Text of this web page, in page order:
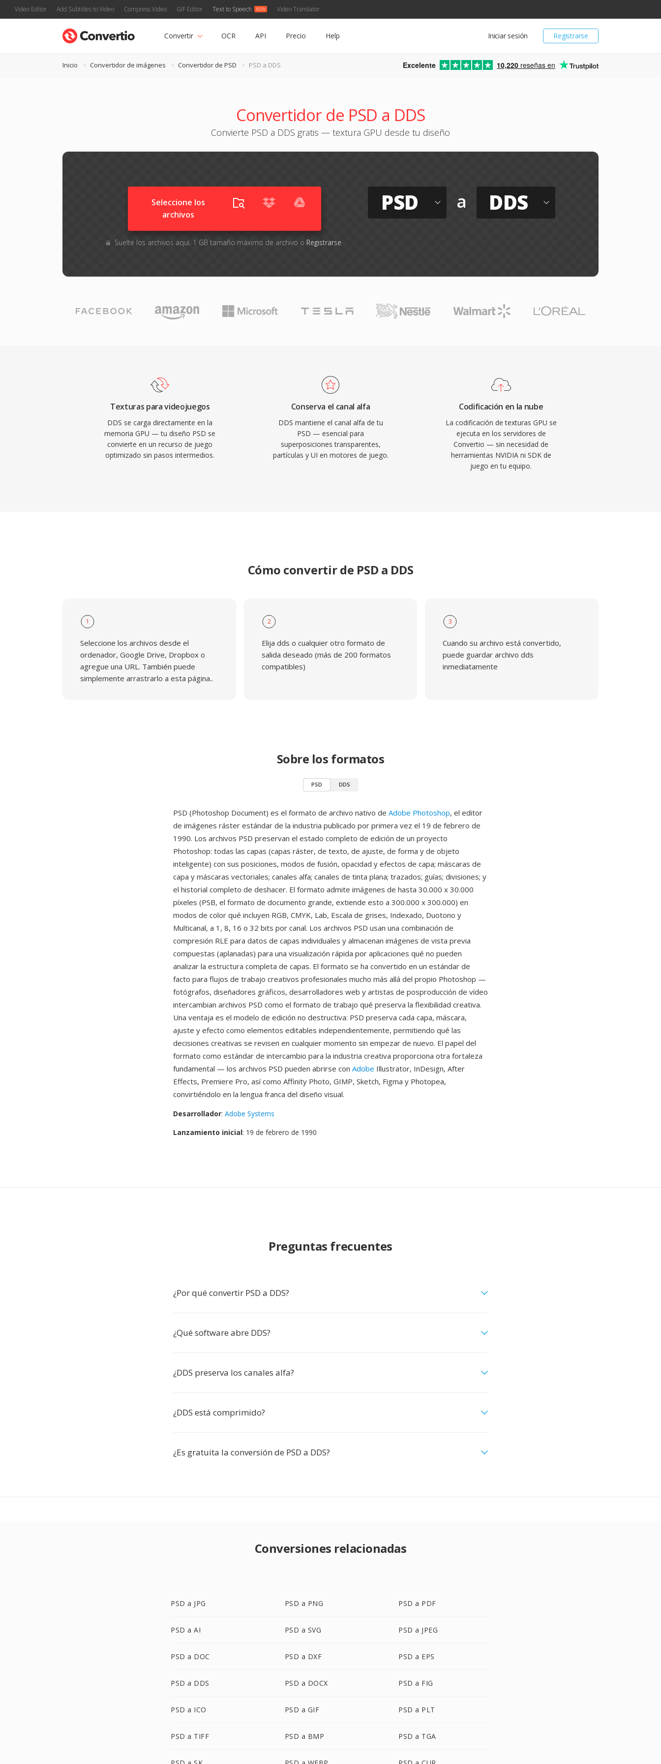
Video Editor Add Subtitles to Video Compress Video GIF Editor Text to Speech Video Translator
Registrarse
Iniciar sesión
Convertir OCR API Precio Help
Inicio Convertidor de imágenes Convertidor de PSD PSD a DDS Excelente 10,220 reseñas en
Convertidor de PSD a DDS
Convierte PSD a DDS gratis — textura GPU desde tu diseño
Seleccione los
archivos
Suelte los archivos aquí. 1 GB tamaño máximo de archivo o Registrarse
PSD a DDS
Texturas para videojuegos
DDS se carga directamente en la
memoria GPU — tu diseño PSD se
convierte en un recurso de juego
optimizado sin pasos intermedios.
Conserva el canal alfa
DDS mantiene el canal alfa de tu
PSD — esencial para
superposiciones transparentes,
partículas y UI en motores de juego.
Codificación en la nube
La codificación de texturas GPU se
ejecuta en los servidores de
Convertio — sin necesidad de
herramientas NVIDIA ni SDK de
juego en tu equipo.
Cómo convertir de PSD a DDS
1
Seleccione los archivos desde el
ordenador, Google Drive, Dropbox o
agregue una URL. También puede
simplemente arrastrarlo a esta página..
2
Elija dds o cualquier otro formato de
salida deseado (más de 200 formatos
compatibles)
3
Cuando su archivo está convertido,
puede guardar archivo dds
inmediatamente
Sobre los formatos
PSD DDS
PSD (Photoshop Document) es el formato de archivo nativo de Adobe Photoshop, el editor
de imágenes ráster estándar de la industria publicado por primera vez el 19 de febrero de
1990. Los archivos PSD preservan el estado completo de edición de un proyecto
Photoshop: todas las capas (capas ráster, de texto, de ajuste, de forma y de objeto
inteligente) con sus posiciones, modos de fusión, opacidad y efectos de capa; máscaras de
capa y máscaras vectoriales; canales alfa; canales de tinta plana; trazados; guías; divisiones; y
el historial completo de deshacer. El formato admite imágenes de hasta 30.000 x 30.000
píxeles (PSB, el formato de documento grande, extiende esto a 300.000 x 300.000) en
modos de color qué incluyen RGB, CMYK, Lab, Escala de grises, Indexado, Duotono y
Multicanal, a 1, 8, 16 o 32 bits por canal. Los archivos PSD usan una combinación de
compresión RLE para datos de capas individuales y almacenan imágenes de vista previa
compuestas (aplanadas) para una visualización rápida por aplicaciones qué no pueden
analizar la estructura completa de capas. El formato se ha convertido en un estándar de
facto para flujos de trabajo creativos profesionales mucho más allá del propio Photoshop —
fotógrafos, diseñadores gráficos, desarrolladores web y artistas de posproducción de vídeo
intercambian archivos PSD como el formato de trabajo qué preserva la flexibilidad creativa.
Una ventaja es el modelo de edición no destructiva: PSD preserva cada capa, máscara,
ajuste y efecto como elementos editables independientemente, permitiendo qué las
decisiones creativas se revisen en cualquier momento sin empezar de nuevo. El papel del
formato como estándar de intercambio para la industria creativa proporciona otra fortaleza
fundamental — los archivos PSD pueden abrirse con Adobe Illustrator, InDesign, After
Effects, Premiere Pro, así como Affinity Photo, GIMP, Sketch, Figma y Photopea,
convirtiéndolo en la lengua franca del diseño visual.
Desarrollador: Adobe Systems
Lanzamiento inicial: 19 de febrero de 1990
Preguntas frecuentes
¿Por qué convertir PSD a DDS?
¿Qué software abre DDS?
¿DDS preserva los canales alfa?
¿DDS está comprimido?
¿Es gratuita la conversión de PSD a DDS?
Conversiones relacionadas
PSD a JPG PSD a PNG PSD a PDF
PSD a AI PSD a SVG PSD a JPEG
PSD a DOC PSD a DXF PSD a EPS
PSD a DDS PSD a DOCX PSD a FIG
PSD a ICO PSD a GIF PSD a PLT
PSD a TIFF PSD a BMP PSD a TGA